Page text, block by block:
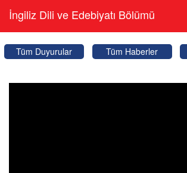
İngiliz Dili ve Edebiyatı Bölümü
Tüm Duyurular Tüm Haberler